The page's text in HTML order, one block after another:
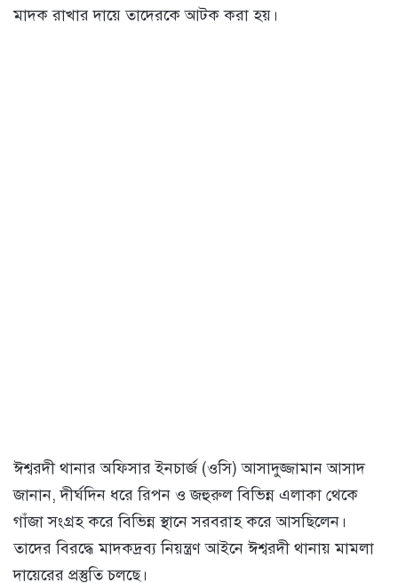
মাদক রাখার দায়ে তাদেরকে আটক করা হয়।
ঈশ্বরদী থানার অফিসার ইনচার্জ (ওসি) আসাদুজ্জামান আসাদ
জানান, দীর্ঘদিন ধরে রিপন ও জহুরুল বিভিন্ন এলাকা থেকে
গাঁজা সংগ্রহ করে বিভিন্ন স্থানে সরবরাহ করে আসছিলেন।
তাদের বিরদ্ধে মাদকদ্রব্য নিয়ন্ত্রণ আইনে ঈশ্বরদী থানায় মামলা
দায়েরের প্রস্তুতি চলছে।